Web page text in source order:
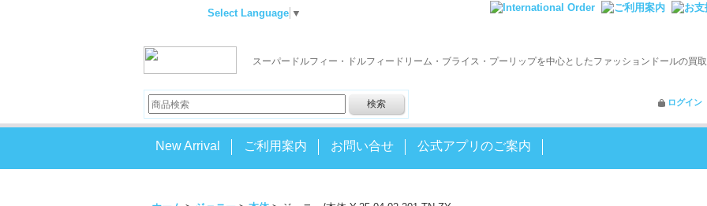
Select Language ▼
スーパードルフィー・ドルフィードリーム・ブライス・プーリップを中心としたファッションドールの買
ログイン
New Arrival ご利用案内 お問い合せ 公式アプリのご案内